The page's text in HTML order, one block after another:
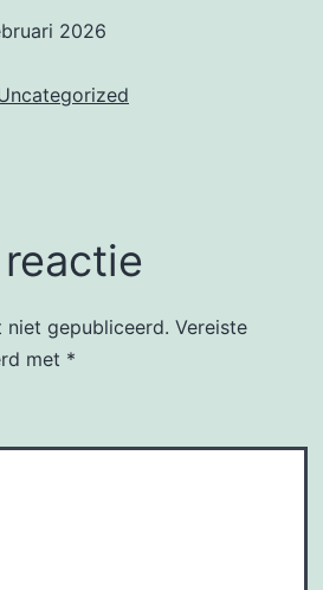
2026
gepubliceerd. Vereiste
met *